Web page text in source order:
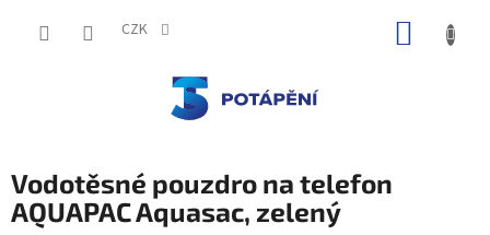
CZK
Vodotěsné pouzdro na telefon
AQUAPAC Aquasac, zelený